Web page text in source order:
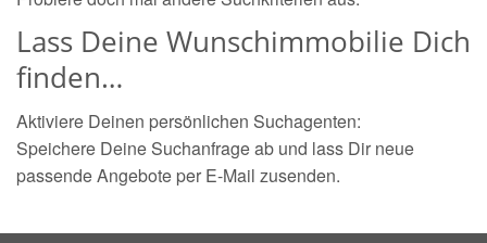
Lass Deine Wunschimmobilie Dich
finden…
Aktiviere Deinen persönlichen Suchagenten:
Speichere Deine Suchanfrage ab und lass Dir neue
passende Angebote per E-Mail zusenden.